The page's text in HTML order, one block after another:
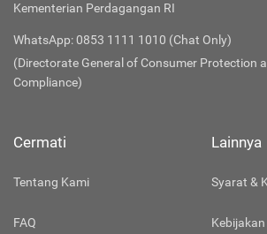
Kementerian Perdagangan RI
WhatsApp: 0853 1111 1010 (Chat Only)
(Directorate General of Consumer Protection
Compliance)
Cermati
Tentang Kami
FAQ
Lainnya
Syarat &